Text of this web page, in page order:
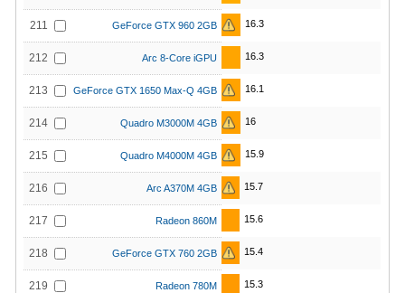
211 GeForce GTX 960 2GB 16.3
212 Arc 8-Core iGPU 16.3
213 GeForce GTX 1650 Max-Q 4GB 16.1
214 Quadro M3000M 4GB 16
215 Quadro M4000M 4GB 15.9
216 Arc A370M 4GB 15.7
217 Radeon 860M 15.6
218 GeForce GTX 760 2GB 15.4
219 Radeon 780M 15.3